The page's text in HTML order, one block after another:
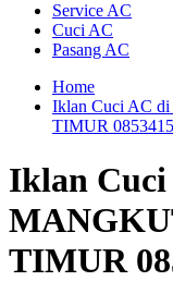
Service AC
Cuci AC
Pasang AC
Home
Iklan Cuci AC
TIMUR
Iklan Cuci
TIMUR